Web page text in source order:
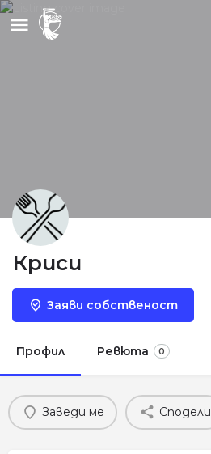
Криси
Заяви собственост
Профил Ревюта 0
Заведи ме Сподели